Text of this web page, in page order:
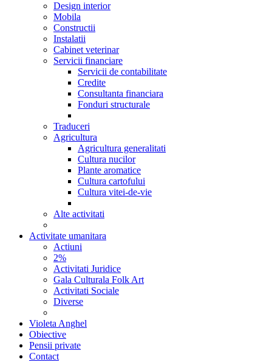
Design interior
Mobila
Constructii
Instalatii
Cabinet veterinar
Servicii financiare
Servicii de contabilitate
Credite
Consultanta financiara
Fonduri structurale
Traduceri
Agricultura
Agricultura generalitati
Cultura nucilor
Plante aromatice
Cultura cartofului
Cultura vitei-de-vie
Alte activitati
Activitate umanitara
Actiuni
2%
Activitati Juridice
Gala Culturala Folk Art
Activitati Sociale
Diverse
Violeta Anghel
Obiective
Pensii private
Contact